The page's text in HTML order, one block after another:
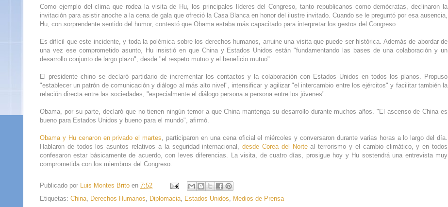
Como ejemplo del clima que rodea la visita de Hu, los principales líderes del Congreso, tanto republicanos como demócratas, declinaron la
invitación para asistir anoche a la cena de gala que ofreció la Casa Blanca en honor del ilustre invitado. Cuando se le preguntó por esa ausencia,
Hu, con sorprendente sentido del humor, contestó que Obama estaba más capacitado para interpretar los gestos del Congreso.
Es difícil que este incidente, y toda la polémica sobre los derechos humanos, arruine una visita que puede ser histórica. Además de abordar de
una vez ese comprometido asunto, Hu insistió en que China y Estados Unidos están "fundamentando las bases de una colaboración y un
desarrollo conjunto de largo plazo", desde "el respeto mutuo y el beneficio mutuo".
El presidente chino se declaró partidario de incrementar los contactos y la colaboración con Estados Unidos en todos los planos. Propuso
"establecer un patrón de comunicación y diálogo al más alto nivel", intensificar y agilizar "el intercambio entre los ejércitos" y facilitar también la
relación directa entre las sociedades, "especialmente el diálogo persona a persona entre los jóvenes".
Obama, por su parte, declaró que no tienen ningún temor a que China mantenga su desarrollo durante muchos años. "El ascenso de China es
bueno para Estados Unidos y bueno para el mundo", afirmó.
Obama y Hu cenaron en privado el martes , participaron en una cena oficial el miércoles y conversaron durante varias horas a lo largo del día.
Hablaron de todos los asuntos relativos a la seguridad internacional,desde Corea del Norteal terrorismo y el cambio climático, y en todos
confesaron estar básicamente de acuerdo, con leves diferencias. La visita, de cuatro días, prosigue hoy y Hu sostendrá una entrevista muy
comprometida con los miembros del Congreso.
Publicado por Luis Montes Brito en 7:52
Etiquetas: China Derechos Humanos Diplomacia Estados Unidos Medios de Prensa